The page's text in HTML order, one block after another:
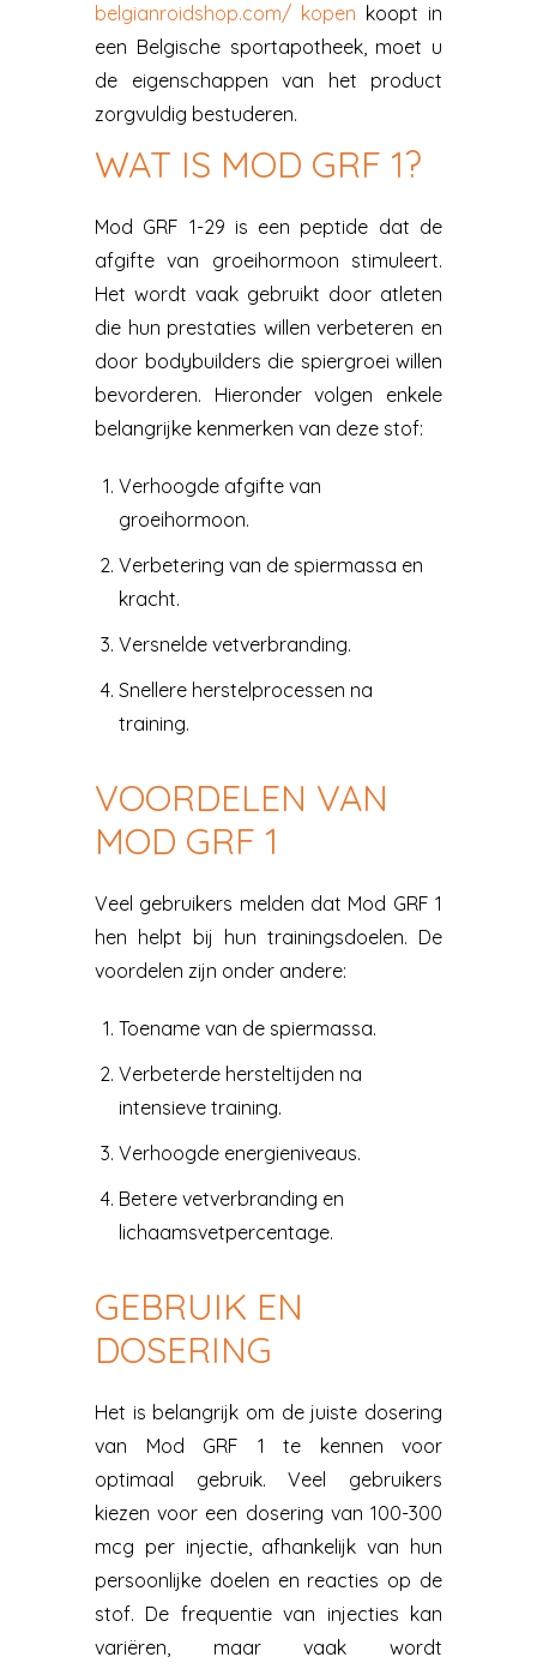
belgianroidshop.com/ kopen koopt in
een Belgische sportapotheek, moet u
de eigenschappen van het product
zorgvuldig bestuderen.
WAT IS MOD GRF 1?
Mod GRF 1-29 is een peptide dat de
afgifte van groeihormoon stimuleert.
Het wordt vaak gebruikt door atleten
die hun prestaties willen verbeteren en
door bodybuilders die spiergroei willen
bevorderen. Hieronder volgen enkele
belangrijke kenmerken van deze stof:
Verhoogde afgifte van
groeihormoon.
Verbetering van de spiermassa en
kracht.
Versnelde vetverbranding.
Snellere herstelprocessen na
training.
VOORDELEN VAN
MOD GRF 1
Veel gebruikers melden dat Mod GRF 1
hen helpt bij hun trainingsdoelen. De
voordelen zijn onder andere:
Toename van de spiermassa.
Verbeterde hersteltijden na
intensieve training.
Verhoogde energieniveaus.
Betere vetverbranding en
lichaamsvetpercentage.
GEBRUIK EN
DOSERING
Het is belangrijk om de juiste dosering
van Mod GRF 1 te kennen voor
optimaal gebruik. Veel gebruikers
kiezen voor een dosering van 100-300
mcg per injectie, afhankelijk van hun
persoonlijke doelen en reacties op de
stof. De frequentie van injecties kan
variëren, maar vaak wordt